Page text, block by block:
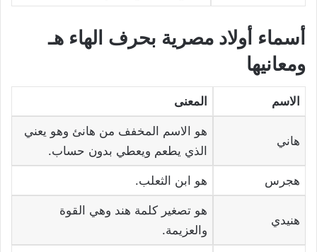
أسماء أولاد مصرية بحرف الهاء هـ
ومعانيها
الاسم المعنى
هاني
هو الاسم المخفف من هانئ وهو يعني
الذي يطعم ويعطي بدون حساب.
هجرس هو ابن الثعلب.
هنيدي
هو تصغير كلمة هند وهي القوة
والعزيمة.